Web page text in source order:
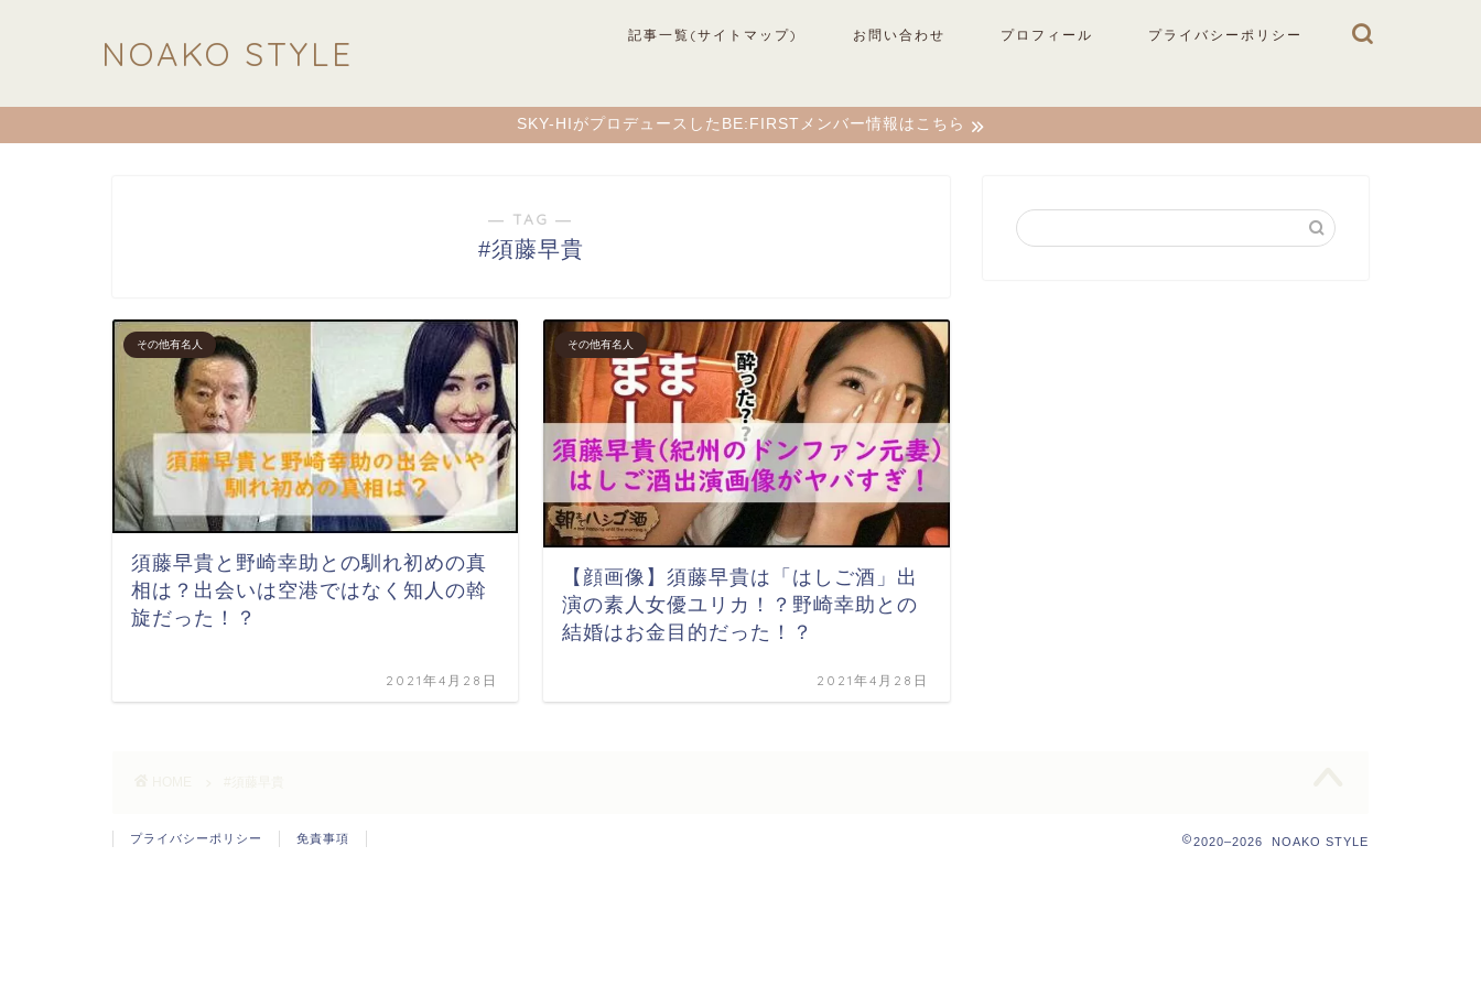
NOAKO STYLE 記事一覧(サイトマップ) お問い合わせ プロフィール プライバシーポリシー
SKY-HIがプロデュースしたBE:FIRSTメンバー情報はこちら
― TAG ―
#須藤早貴
その他有名人
須藤早貴と野崎幸助との馴れ初めの真
相は？出会いは空港ではなく知人の斡
旋だった！？
2021年4月28日
その他有名人
【顔画像】須藤早貴は「はしご酒」出
演の素人女優ユリカ！？野崎幸助との
結婚はお金目的だった！？
2021年4月28日
プライバシーポリシー 免責事項 2020–2026 NOAKO STYLE